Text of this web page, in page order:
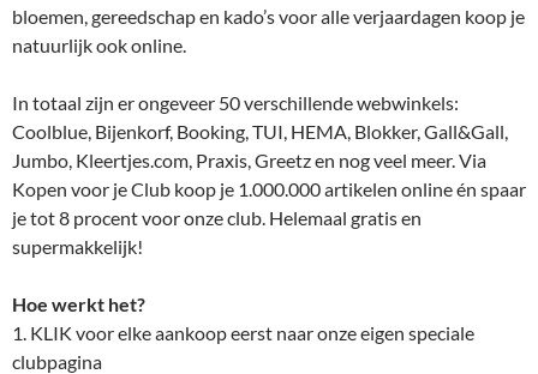
bloemen, gereedschap en kado’s voor alle verjaardagen koop je
natuurlijk ook online.
In totaal zijn er ongeveer 50 verschillende webwinkels:
Coolblue, Bijenkorf, Booking, TUI, HEMA, Blokker, Gall&Gall,
Jumbo, Kleertjes.com, Praxis, Greetz en nog veel meer. Via
Kopen voor je Club koop je 1.000.000 artikelen online én spaar
je tot 8 procent voor onze club. Helemaal gratis en
supermakkelijk!
Hoe werkt het?
1. KLIK voor elke aankoop eerst naar onze eigen speciale
clubpagina